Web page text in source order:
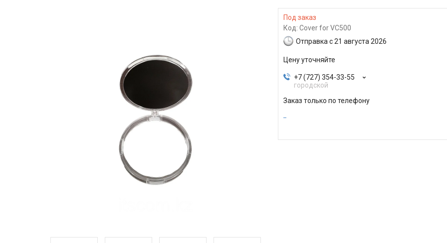
Под заказ
Код: Cover for VC500
Отправка с 21 августа 2026
Цену уточняйте
+7 (727) 354-33-55
городской
Заказ только по телефону